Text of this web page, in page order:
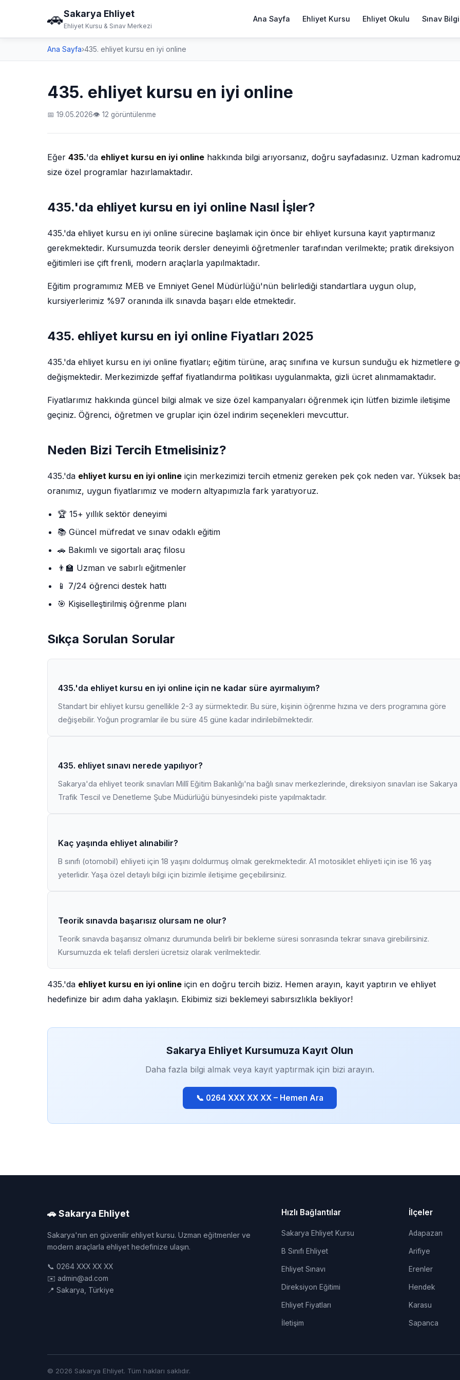
🚗Sakarya Ehliyet
Ehliyet Kursu & Sınav Merkezi
Ana Sayfa Ehliyet Kursu Ehliyet Okulu Sınav
Ana Sayfa›435. ehliyet kursu en iyi online
435. ehliyet kursu en iyi online
📅 19.05.2026👁 12 görüntülenme
Eğer 435.'da ehliyet kursu en iyi online hakkında bilgi arıyorsanız, doğru sayfadasınız. Uzman
size özel programlar hazırlamaktadır.
435.'da ehliyet kursu en iyi online Nasıl İşler?
435.'da ehliyet kursu en iyi online sürecine başlamak için önce bir ehliyet kursuna kayıt yaptırmanız
gerekmektedir. Kursumuzda teorik dersler deneyimli öğretmenler tarafından verilmekte; pratik direksiyon
eğitimleri ise çift frenli, modern araçlarla yapılmaktadır.
Eğitim programımız MEB ve Emniyet Genel Müdürlüğü'nün belirlediği standartlara uygun olup,
kursiyerlerimiz %97 oranında ilk sınavda başarı elde etmektedir.
435. ehliyet kursu en iyi online Fiyatları 2025
435.'da ehliyet kursu en iyi online fiyatları; eğitim türüne, araç sınıfına ve kursun sunduğu ek hizmetlere
değişmektedir. Merkezimizde şeffaf fiyatlandırma politikası uygulanmakta, gizli ücret alınmamaktadır.
Fiyatlarımız hakkında güncel bilgi almak ve size özel kampanyaları öğrenmek için lütfen bizimle iletişime
geçiniz. Öğrenci, öğretmen ve gruplar için özel indirim seçenekleri mevcuttur.
Neden Bizi Tercih Etmelisiniz?
435.'da ehliyet kursu en iyi online için merkezimizi tercih etmeniz gereken pek çok neden var. Yüksek
oranımız, uygun fiyatlarımız ve modern altyapımızla fark yaratıyoruz.
🏆 15+ yıllık sektör deneyimi
📚 Güncel müfredat ve sınav odaklı eğitim
🚗 Bakımlı ve sigortalı araç filosu
👨‍🏫 Uzman ve sabırlı eğitmenler
📱 7/24 öğrenci destek hattı
🎯 Kişiselleştirilmiş öğrenme planı
Sıkça Sorulan Sorular
435.'da ehliyet kursu en iyi online için ne kadar süre ayırmalıyım?
Standart bir ehliyet kursu genellikle 2-3 ay sürmektedir. Bu süre, kişinin öğrenme hızına ve ders programına göre
değişebilir. Yoğun programlar ile bu süre 45 güne kadar indirilebilmektedir.
435. ehliyet sınavı nerede yapılıyor?
Sakarya'da ehliyet teorik sınavları Millî Eğitim Bakanlığı'na bağlı sınav merkezlerinde, direksiyon sınavları ise Sakarya
Trafik Tescil ve Denetleme Şube Müdürlüğü bünyesindeki piste yapılmaktadır.
Kaç yaşında ehliyet alınabilir?
B sınıfı (otomobil) ehliyeti için 18 yaşını doldurmuş olmak gerekmektedir. A1 motosiklet ehliyeti için ise 16 yaş
yeterlidir. Yaşa özel detaylı bilgi için bizimle iletişime geçebilirsiniz.
Teorik sınavda başarısız olursam ne olur?
Teorik sınavda başarısız olmanız durumunda belirli bir bekleme süresi sonrasında tekrar sınava girebilirsiniz.
Kursumuzda ek telafi dersleri ücretsiz olarak verilmektedir.
435.'da ehliyet kursu en iyi online için en doğru tercih biziz. Hemen arayın, kayıt yaptırın ve ehliyet
hedefinize bir adım daha yaklaşın. Ekibimiz sizi beklemeyi sabırsızlıkla bekliyor!
Sakarya Ehliyet Kursumuza Kayıt Olun
Daha fazla bilgi almak veya kayıt yaptırmak için bizi arayın.
📞 0264 XXX XX XX – Hemen Ara
🚗 Sakarya Ehliyet
Sakarya'nın en güvenilir ehliyet kursu. Uzman eğitmenler ve
modern araçlarla ehliyet hedefinize ulaşın.
📞 0264 XXX XX XX
✉️ admin@ad.com
📍 Sakarya, Türkiye
Hızlı Bağlantılar
Sakarya Ehliyet Kursu
B Sınıfı Ehliyet
Ehliyet Sınavı
Direksiyon Eğitimi
Ehliyet Fiyatları
İletişim
İlçeler
Adapazarı
Arifiye
Erenler
Hendek
Karasu
Sapanca
© 2026 Sakarya Ehliyet. Tüm hakları saklıdır.